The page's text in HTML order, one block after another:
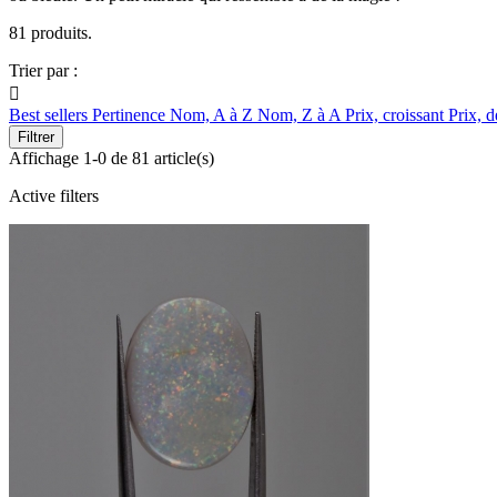
81 produits.
Trier par :

Best sellers Pertinence Nom, A à Z Nom, Z à APrix, croissantPrix,
Filtrer
Affichage 1-0 de 81 article(s)
Active filters